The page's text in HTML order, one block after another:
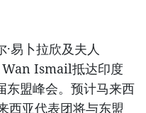
易卜拉欣及夫人
Ismail抵达印度
东盟峰会。预计马来西
西亚代表团将与东盟